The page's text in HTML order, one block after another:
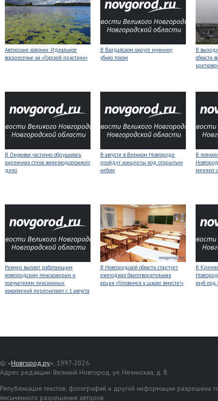
Авторские колонки: Идеальное
воскресенье на «Горской пристани»
В Валдайском округе мужчину
убило током
В
области
В Окуловке частично обрушилась
кирпичная стена железнодорожного
депо
В августе в Великом Новгороде
пройдут концерты под открытым
небом
В
меняют
Размер выплат работающим
новгородским пенсионерам и
получателям пенсионных
накоплений пересчитают с 1 августа
В Новгородской области стартует
ежегодная благотворительная
акция «Готовимся к школе вместе!»
В
клуб
© «Новгород.ру», 1997-2026.
Адрес редакции: Великий Новгород, ул. Нехинская, д. 8
Републикация текстов, фотографий и другой информации разрешена
письменного разрешения авторов.